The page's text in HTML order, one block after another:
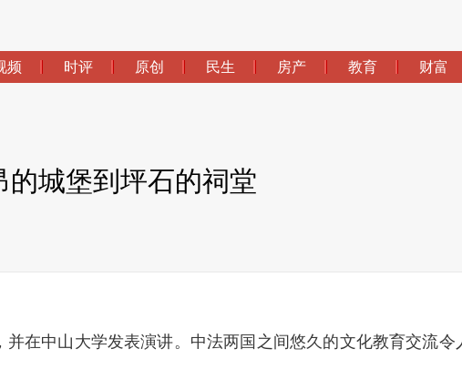
频 时评 原创 民生 房产 教育 财富
城堡到坪石的祠堂
在中山大学发表演讲。中法两国之间悠久的文化教育交流令